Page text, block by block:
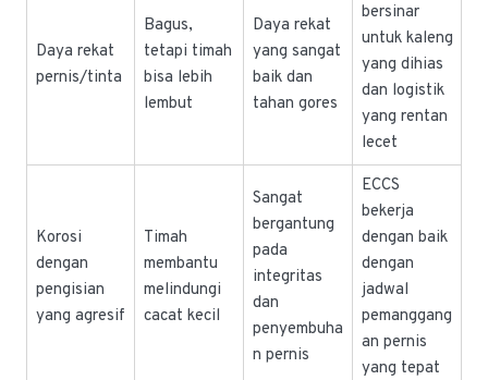
Daya rekat
pernis/tinta
Bagus,
tetapi timah
bisa lebih
lembut
Daya rekat
yang sangat
baik dan
tahan gores
bersinar
untuk kaleng
yang dihias
dan logistik
yang rentan
lecet
Korosi
dengan
pengisian
yang agresif
Timah
membantu
melindungi
cacat kecil
Sangat
bergantung
pada
integritas
dan
penyembuha
n pernis
ECCS
bekerja
dengan baik
dengan
jadwal
pemanggang
an pernis
yang tepat